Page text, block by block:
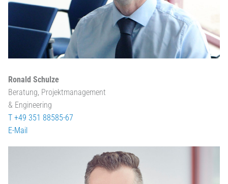
Ronald Schulze
Beratung, Projektmanagement
& Engineering
T +49 351 88585-67
E-Mail